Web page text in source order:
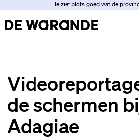
Je ziet plots goed wat de
de schermen
Adagiae